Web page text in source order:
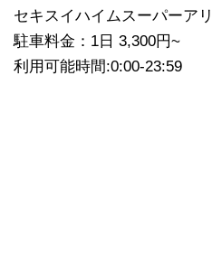
セキスイハイムスーパーア
駐車料金：1日 3,300円~
利用可能時間:0:00-23:59